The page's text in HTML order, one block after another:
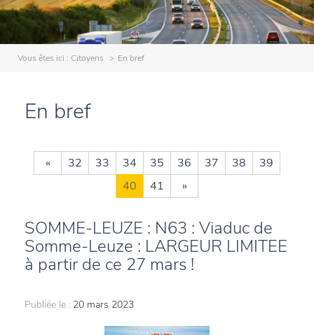
Vous êtes ici : Citoyens En bref
En bref
« 32 33 34 35 36 37 38
39
40
41 »
SOMME-LEUZE : N63 : Viaduc de
Somme-Leuze : LARGEUR LIMITEE
à partir de ce 27 mars !
Publiée le : 20 mars 2023